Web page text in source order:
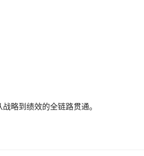
略到绩效的全链路贯通。